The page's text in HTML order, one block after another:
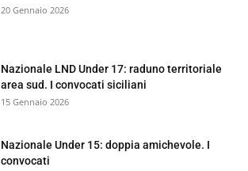
20 Gennaio 2026
Nazionale LND Under 17: raduno territoriale
area sud. I convocati siciliani
15 Gennaio 2026
Nazionale Under 15: doppia amichevole. I
convocati